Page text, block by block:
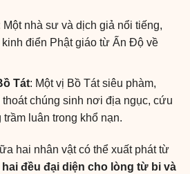
Một nhà sư và dịch giả nổi tiếng,
điển Phật giáo từ Ấn Độ về
Tát: Một vị Bồ Tát siêu phàm,
chúng sinh nơi địa ngục, cứu
luân trong khổ nạn.
hai nhân vật có thể xuất phát từ
hai đều đại diện cho lòng từ bi và